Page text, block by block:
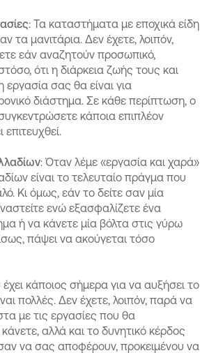
: Τα καταστήματα με εποχικά είδη
τα μανιτάρια. Δεν έχετε, λοιπόν,
εάν αναζητούν προσωπικό,
ότι η διάρκεια ζωής τους και
εργασία σας θα είναι για
διάστημα. Σε κάθε περίπτωση, ο
κάποια επιπλέον
: Όταν λέμε «εργασία και χαρά»
είναι το τελευταίο πράγμα που
Κι όμως, εάν το δείτε σαν μία
ενώ εξασφαλίζετε ένα
ή να κάνετε μία βόλτα στις γύρω
πάψει να ακούγεται τόσο
κάποιος σήμερα για να αυξήσει το
πολλές. Δεν έχετε, λοιπόν, παρά να
με τις εργασίες που θα
αλλά και το δυνητικό κέρδος
να σας αποφέρουν, προκειμένου να